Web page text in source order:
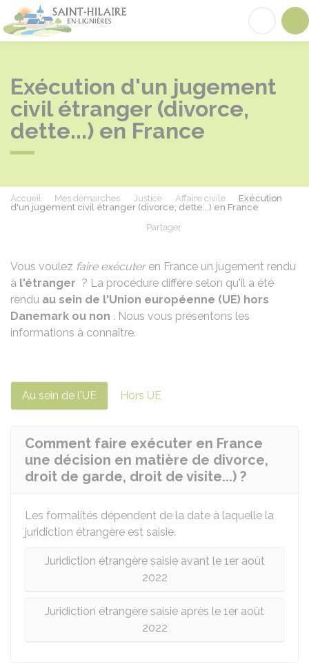
Saint-Hilaire-en-Lignières
Exécution d'un jugement
civil étranger (divorce,
dette...) en France
Accueil Mes démarches Justice Affaire civile
Exécution
d'un jugement civil étranger (divorce, dette...) en France
Partager
Vous voulez faire exécuteren France un jugement rendu
à l'étranger ? La procédure diffère selon qu'il a été
rendu au sein de l'Union européenne (UE) hors
Danemark ou non . Nous vous présentons les
informations à connaître.
Au sein de l'UE Hors UE
Comment faire exécuter en France
une décision en matière de divorce,
droit de garde, droit de visite...) ?
Les formalités dépendent de la date à laquelle la
juridiction étrangère est saisie.
Juridiction étrangère saisie avant le 1er août
2022
Juridiction étrangère saisie après le 1er août
2022